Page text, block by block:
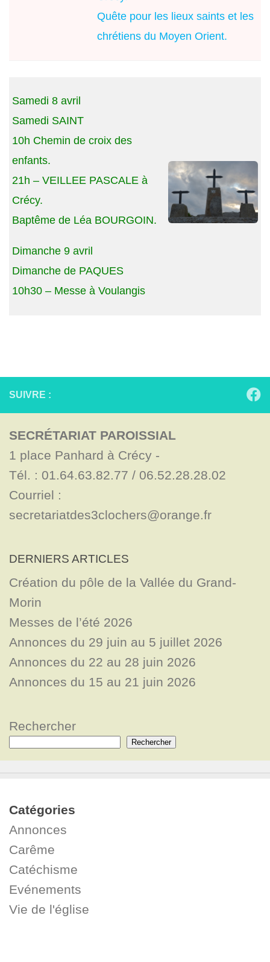
Quête pour les lieux saints et les
chrétiens du Moyen Orient.
Samedi 8 avril
Samedi SAINT
10h Chemin de croix des
enfants.
21h – VEILLEE PASCALE à
Crécy.
Baptême de Léa BOURGOIN.
Dimanche 9 avril
Dimanche de PAQUES
10h30 – Messe à Voulangis
SUIVRE :
SECRÉTARIAT PAROISSIAL
1 place Panhard à Crécy -
Tél. : 01.64.63.82.77 / 06.52.28.28.02
Courriel :
secretariatdes3clochers@orange.fr
DERNIERS ARTICLES
Création du pôle de la Vallée du Grand-
Morin
Messes de l’été 2026
Annonces du 29 juin au 5 juillet 2026
Annonces du 22 au 28 juin 2026
Annonces du 15 au 21 juin 2026
Rechercher
Rechercher
Catégories
Annonces
Carême
Catéchisme
Evénements
Vie de l'église